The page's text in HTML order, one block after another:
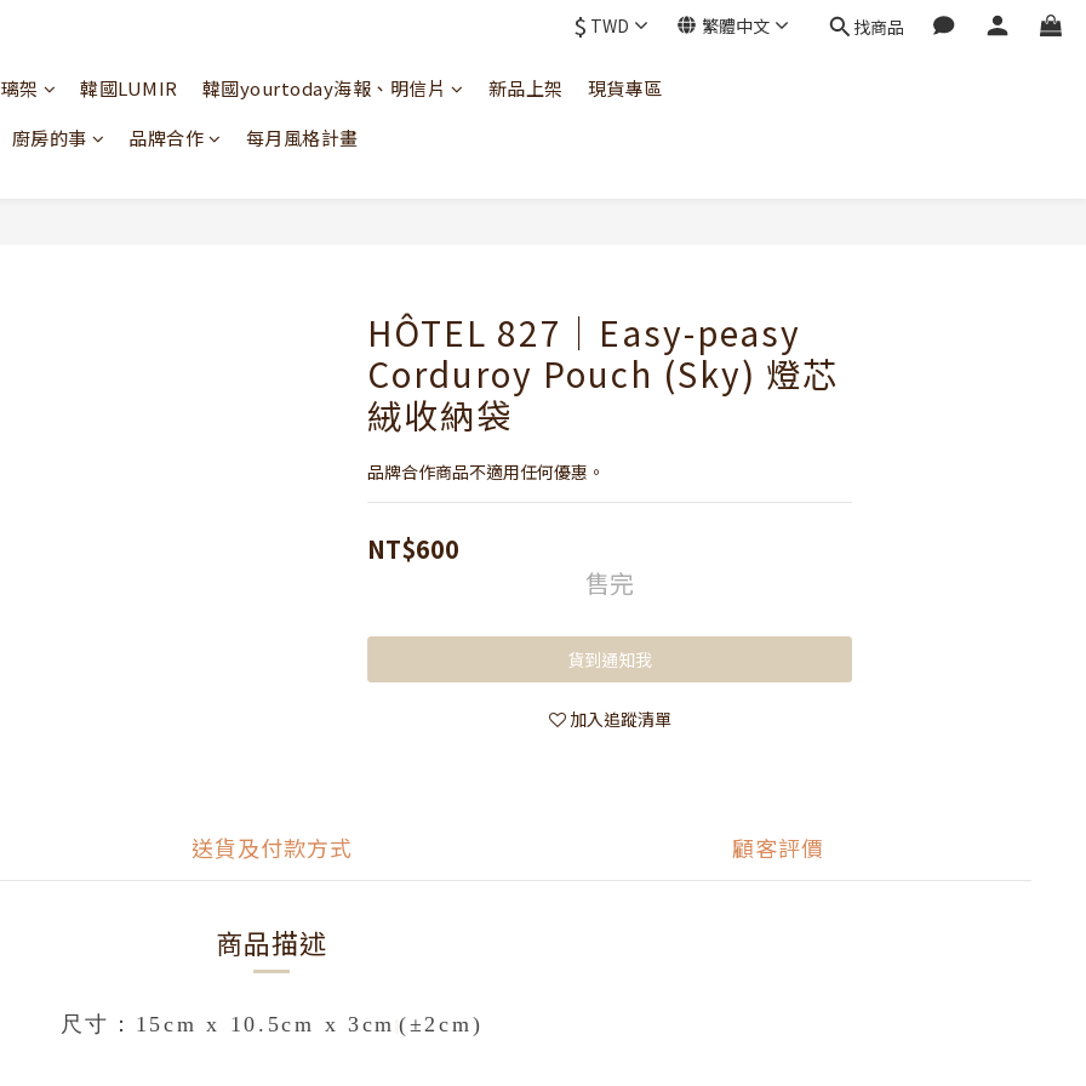
$ TWD 繁體中文 找商品
架 韓國LUMIR 韓國yourtoday海報、明信片 新品上架
現貨專區
廚房的事
品牌合作 每月風格計畫
HÔTEL 827｜Easy-peasy
Corduroy Pouch (Sky) 燈芯
絨收納袋
品牌合作商品不適用任何優惠。
NT$600
售完
貨到通知我
加入追蹤清單
送貨及付款方式 顧客評價
商品描述
尺寸：15cm x 10.5cm x 3cm (±2cm)